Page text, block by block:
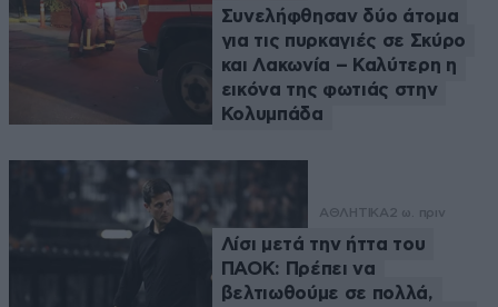
Συνελήφθησαν δύο άτομα
για τις πυρκαγιές σε Σκύρο
και Λακωνία – Καλύτερη η
εικόνα της φωτιάς στην
Κολυμπάδα
ΑΘΛΗΤΙΚΑ2 ω. πριν
Λίσι μετά την ήττα του
ΠΑΟΚ: Πρέπει να
βελτιωθούμε σε πολλά,